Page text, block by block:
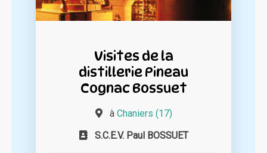
Visites de la
distillerie Pineau
Cognac Bossuet
à Chaniers (17)
S.C.E.V. Paul BOSSUET